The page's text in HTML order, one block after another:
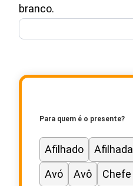
Cartão
branco.
Para quem é o presente?
Afilhado Afilhada
Avó
Avô Chefe